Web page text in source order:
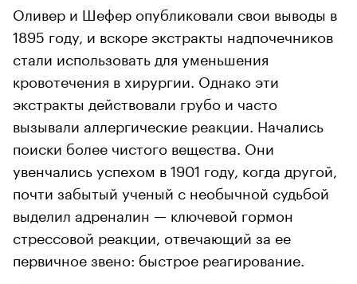
Оливер и Шефер опубликовали свои выводы в
1895 году, и вскоре экстракты надпочечников
стали использовать для уменьшения
кровотечения в хирургии. Однако эти
экстракты действовали грубо и часто
вызывали аллергические реакции. Начались
поиски более чистого вещества. Они
увенчались успехом в 1901 году, когда другой,
почти забытый ученый с необычной судьбой
выделил адреналин — ключевой гормон
стрессовой реакции, отвечающий за ее
первичное звено: быстрое реагирование.